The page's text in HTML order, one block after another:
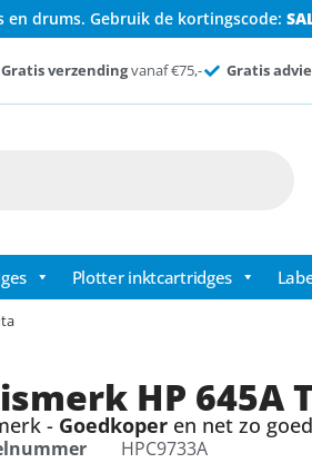
drums. Gebruik de kortingscode:
Gratis verzendingvanaf €75,- Gratis
Plotter inktcartridges
HP 645A
- Goedkoperen net zo
HPC9733A